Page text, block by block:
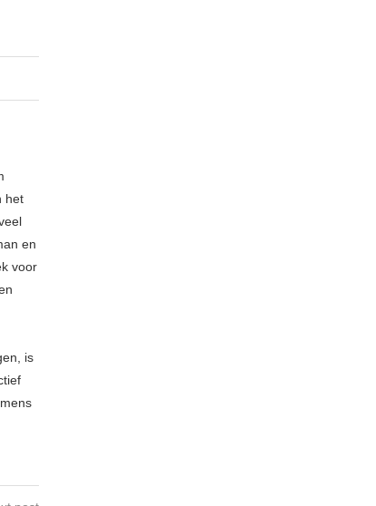
het
en
voor
is